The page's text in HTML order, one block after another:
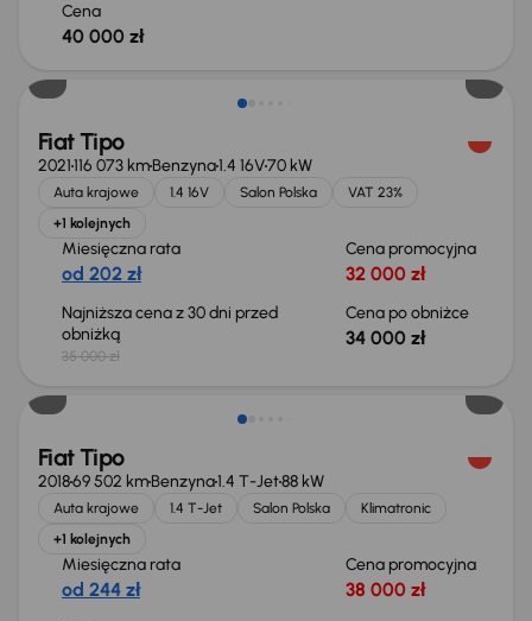
Cena
40 000 zł
Fiat Tipo
2021116 073 kmBenzyna1.4 16V70 kW
Auta krajowe 1.4 16V Salon Polska
VAT 23%
+1 kolejnych
Miesięczna rata
od 202 zł
Cena promocyjna
32 000 zł
Najniższa cena z 30 dni przed
obniżką
35 000 zł
Cena po obniżce
34 000 zł
Fiat Tipo
201869 502 kmBenzyna1.4 T-Jet88 kW
Auta krajowe 1.4 T-Jet Salon Polska
Klimatronic
+1 kolejnych
Miesięczna rata
od 244 zł
Cena promocyjna
38 000 zł